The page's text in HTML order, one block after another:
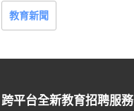
教育新聞
跨平台全新教育招聘服務